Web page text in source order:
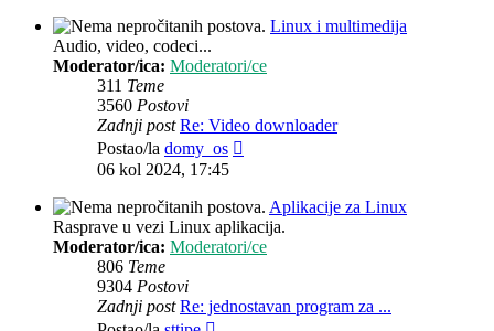
Linux i multimedija
Audio, video, codeci...
Moderator/ica: Moderatori/ce
311 Teme
3560 Postovi
Zadnji post Re: Video downloader
Postao/la domy_os
06 kol 2024, 17:45
Aplikacije za Linux
Rasprave u vezi Linux aplikacija.
Moderator/ica: Moderatori/ce
806 Teme
9304 Postovi
Zadnji post Re: jednostavan program za ...